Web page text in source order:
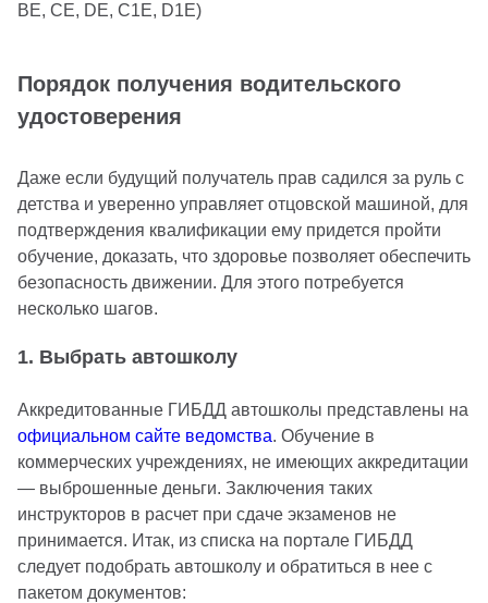
ВЕ, СЕ, DE, C1E, D1E)
Порядок получения водительского
удостоверения
Даже если будущий получатель прав садился за руль с
детства и уверенно управляет отцовской машиной, для
подтверждения квалификации ему придется пройти
обучение, доказать, что здоровье позволяет обеспечить
безопасность движении. Для этого потребуется
несколько шагов.
1. Выбрать автошколу
Аккредитованные ГИБДД автошколы представлены на
официальном сайте ведомства. Обучение в
коммерческих учреждениях, не имеющих аккредитации
— выброшенные деньги. Заключения таких
инструкторов в расчет при сдаче экзаменов не
принимается. Итак, из списка на портале ГИБДД
следует подобрать автошколу и обратиться в нее с
пакетом документов: